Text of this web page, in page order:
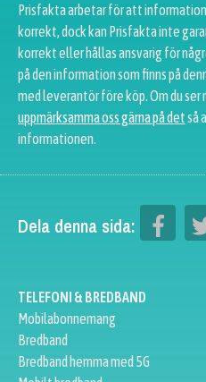
Prisfakta arbetar för att
korrekt, dock kan Prisfakta inte
korrekt eller hållas ansvarig för
på den information som finns på
med leverantör före köp. Om du
uppmärksamma oss gärna på detså
informationen.
Dela denna sida:
TELEFONI & BREDBAND
Mobilabonnemang
Bredband
Bredband hemma med 5G